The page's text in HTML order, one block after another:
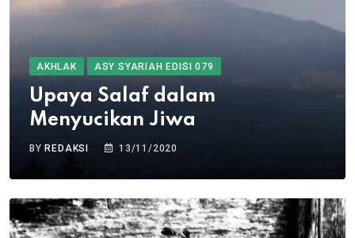
AKHLAK ASY SYARIAH EDISI 079
Upaya Salaf dalam
Menyucikan Jiwa
BYREDAKSI 13/11/2020